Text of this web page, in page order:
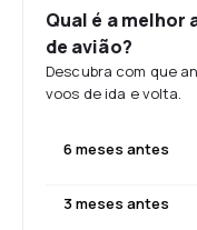
Qual é a
de avião?
Descubra com que
voos de ida e volta.
6 meses antes
3 meses antes